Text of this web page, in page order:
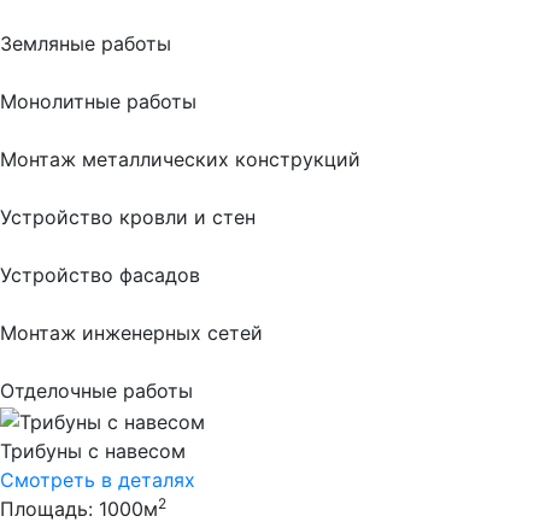
Земляные работы
Монолитные работы
Монтаж металлических конструкций
Устройство кровли и стен
Устройство фасадов
Монтаж инженерных сетей
Отделочные работы
Трибуны с навесом
Смотреть в деталях
Площадь: 1000м2